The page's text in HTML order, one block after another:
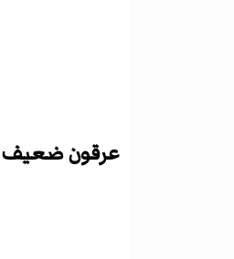
عرقون ضعيف